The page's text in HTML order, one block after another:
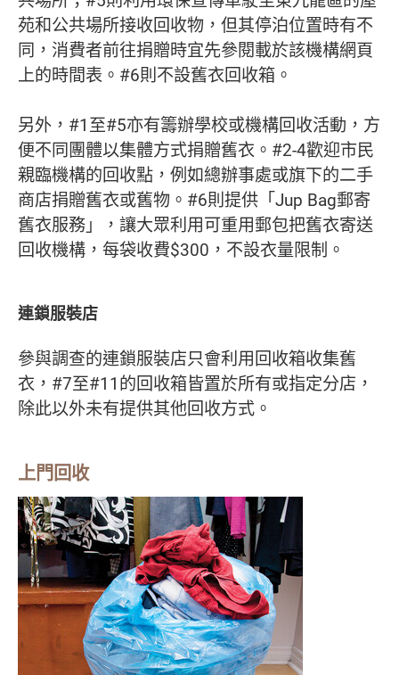
苑和公共場所接收回收物，但其停泊位置時有不
同，消費者前往捐贈時宜先參閱載於該機構網頁
上的時間表。#6則不設舊衣回收箱。
另外，#1至#5亦有籌辦學校或機構回收活動，方
便不同團體以集體方式捐贈舊衣。#2-4歡迎市民
親臨機構的回收點，例如總辦事處或旗下的二手
商店捐贈舊衣或舊物。#6則提供「Jup Bag郵寄
舊衣服務」，讓大眾利用可重用郵包把舊衣寄送
回收機構，每袋收費$300，不設衣量限制。
連鎖服裝店
參與調查的連鎖服裝店只會利用回收箱收集舊
衣，#7至#11的回收箱皆置於所有或指定分店，
除此以外未有提供其他回收方式。
上門回收